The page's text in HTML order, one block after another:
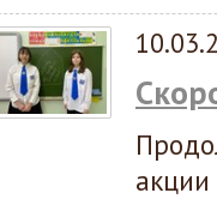
акции